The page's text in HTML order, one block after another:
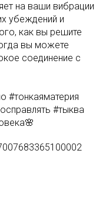
на ваши вибрации
убеждений и
как вы решите
вы можете
соединение с
#тонкаяматерия
#тыква